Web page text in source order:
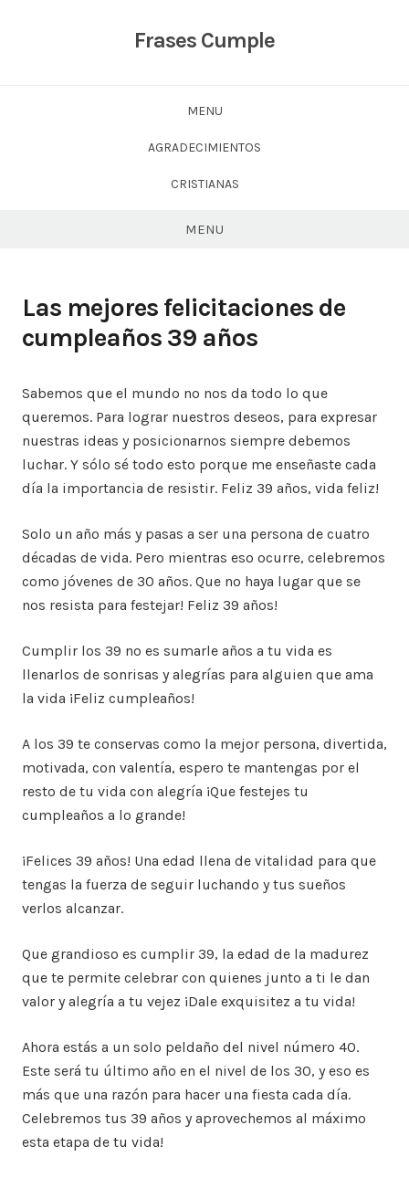
Frases Cumple
MENU
AGRADECIMIENTOS
CRISTIANAS
MENU
Las mejores felicitaciones de
cumpleaños 39 años
Sabemos que el mundo no nos da todo lo que
queremos. Para lograr nuestros deseos, para expresar
nuestras ideas y posicionarnos siempre debemos
luchar. Y sólo sé todo esto porque me enseñaste cada
día la importancia de resistir. Feliz 39 años, vida feliz!
Solo un año más y pasas a ser una persona de cuatro
décadas de vida. Pero mientras eso ocurre, celebremos
como jóvenes de 30 años. Que no haya lugar que se
nos resista para festejar! Feliz 39 años!
Cumplir los 39 no es sumarle años a tu vida es
llenarlos de sonrisas y alegrías para alguien que ama
la vida ¡Feliz cumpleaños!
A los 39 te conservas como la mejor persona, divertida,
motivada, con valentía, espero te mantengas por el
resto de tu vida con alegría ¡Que festejes tu
cumpleaños a lo grande!
¡Felices 39 años! Una edad llena de vitalidad para que
tengas la fuerza de seguir luchando y tus sueños
verlos alcanzar.
Que grandioso es cumplir 39, la edad de la madurez
que te permite celebrar con quienes junto a ti le dan
valor y alegría a tu vejez ¡Dale exquisitez a tu vida!
Ahora estás a un solo peldaño del nivel número 40.
Este será tu último año en el nivel de los 30, y eso es
más que una razón para hacer una fiesta cada día.
Celebremos tus 39 años y aprovechemos al máximo
esta etapa de tu vida!